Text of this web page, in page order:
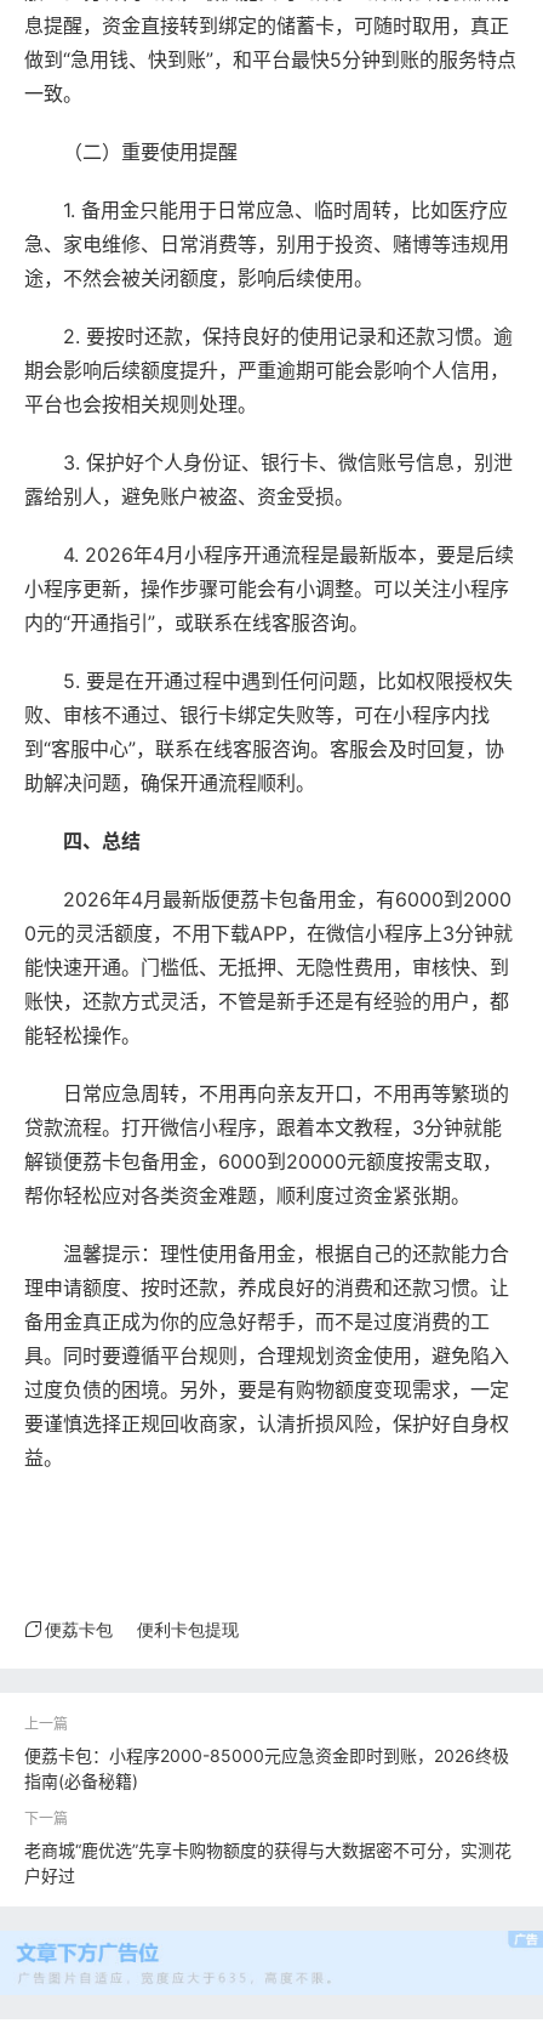
息提醒，资金直接转到绑定的储蓄卡，可随时取用，真正
做到“急用钱、快到账”，和平台最快5分钟到账的服务特点
一致。
（二）重要使用提醒
1. 备用金只能用于日常应急、临时周转，比如医疗应
急、家电维修、日常消费等，别用于投资、赌博等违规用
途，不然会被关闭额度，影响后续使用。
2. 要按时还款，保持良好的使用记录和还款习惯。逾
期会影响后续额度提升，严重逾期可能会影响个人信用，
平台也会按相关规则处理。
3. 保护好个人身份证、银行卡、微信账号信息，别泄
露给别人，避免账户被盗、资金受损。
4. 2026年4月小程序开通流程是最新版本，要是后续
小程序更新，操作步骤可能会有小调整。可以关注小程序
内的“开通指引”，或联系在线客服咨询。
5. 要是在开通过程中遇到任何问题，比如权限授权失
败、审核不通过、银行卡绑定失败等，可在小程序内找
到“客服中心”，联系在线客服咨询。客服会及时回复，协
助解决问题，确保开通流程顺利。
四、总结
2026年4月最新版便荔卡包备用金，有6000到2000
0元的灵活额度，不用下载APP，在微信小程序上3分钟就
能快速开通。门槛低、无抵押、无隐性费用，审核快、到
账快，还款方式灵活，不管是新手还是有经验的用户，都
能轻松操作。
日常应急周转，不用再向亲友开口，不用再等繁琐的
贷款流程。打开微信小程序，跟着本文教程，3分钟就能
解锁便荔卡包备用金，6000到20000元额度按需支取，
帮你轻松应对各类资金难题，顺利度过资金紧张期。
温馨提示：理性使用备用金，根据自己的还款能力合
理申请额度、按时还款，养成良好的消费和还款习惯。让
备用金真正成为你的应急好帮手，而不是过度消费的工
具。同时要遵循平台规则，合理规划资金使用，避免陷入
过度负债的困境。另外，要是有购物额度变现需求，一定
要谨慎选择正规回收商家，认清折损风险，保护好自身权
益。
便荔卡包 便利卡包提现
便荔卡包：小程序2000-85000元应急资金即时到账，2026终极
指南(必备秘籍)
老商城“鹿优选”先享卡购物额度的获得与大数据密不可分，实测花
户好过